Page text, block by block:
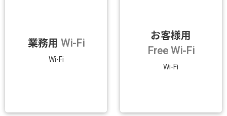
業務用 Wi-Fi
Wi-Fi
お客様用
Free Wi-Fi
Wi-Fi